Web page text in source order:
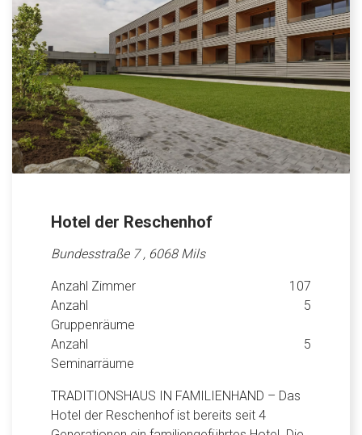
Hotel der Reschenhof
Bundesstraße 7 , 6068 Mils
Anzahl Zimmer
107
Anzahl
Gruppenräume
5
Anzahl
Seminarräume
5
TRADITIONSHAUS IN FAMILIENHAND – Das
Hotel der Reschenhof ist bereits seit 4